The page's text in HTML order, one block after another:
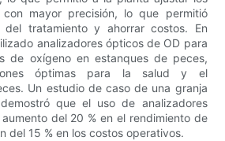
mayor precisión, lo que permitió
del tratamiento y ahorrar costos. En
analizadores ópticos de OD para
de oxígeno en estanques de peces,
óptimas para la salud y el
Un estudio de caso de una granja
que el uso de analizadores
del 20 % en el rendimiento de
del 15 % en los costos operativos.